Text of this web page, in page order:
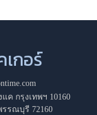
กอร์
ค กรุงเทพฯ 10160
รณบุรี 72160